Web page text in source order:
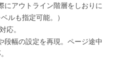
にアウトライン階層をしおりに
ルも指定可能。）
応。
段幅の設定を再現。ページ途中